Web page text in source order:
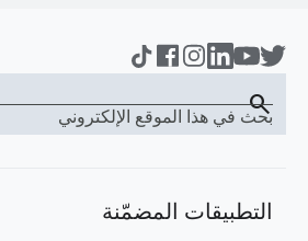
بحث في هذا الموقع الإلكتروني
search
التطبيقات المضمّنة